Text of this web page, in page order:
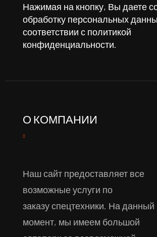
Нажимая на кнопку, Вы даете
обработку персональных
соответствии с политикой
конфиденциальности.
О КОМПАНИИ
Наш сайт предоставляет все
возможные услуги по
заказу спецтехники. На данный
момент, мы имеем большой